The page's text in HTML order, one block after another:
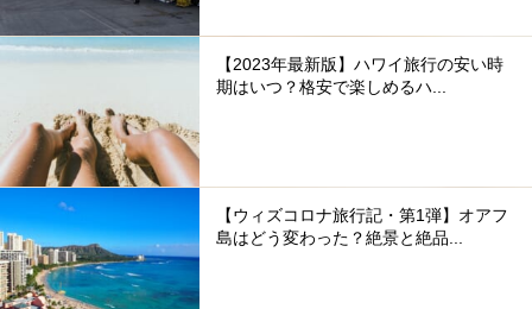
【2023年最新版】ハワイ旅行の安い時
期はいつ？格安で楽しめるハ...
【ウィズコロナ旅行記・第1弾】オアフ
島はどう変わった？絶景と絶品...